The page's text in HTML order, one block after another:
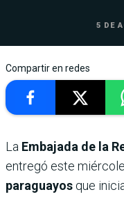
5 DE
Compartir en redes
La Embajada de la
entregó este
paraguayos que